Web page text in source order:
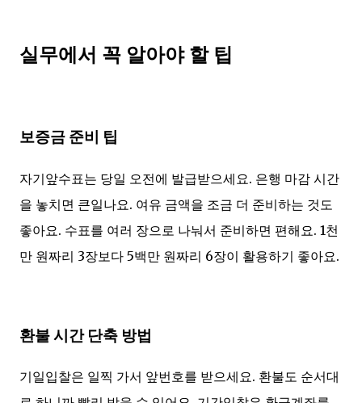
실무에서 꼭 알아야 할 팁
보증금 준비 팁
자기앞수표는 당일 오전에 발급받으세요. 은행 마감 시간
을 놓치면 큰일나요. 여유 금액을 조금 더 준비하는 것도
좋아요. 수표를 여러 장으로 나눠서 준비하면 편해요. 1천
만 원짜리 3장보다 5백만 원짜리 6장이 활용하기 좋아요.
환불 시간 단축 방법
기일입찰은 일찍 가서 앞번호를 받으세요. 환불도 순서대